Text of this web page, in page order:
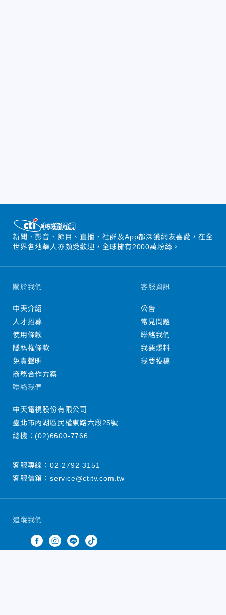
新聞、影音、節目、直播、社群及App都深獲網友喜愛，在全
世界各地華人亦頗受歡迎，全球擁有2000萬粉絲。
追蹤我們
關於我們
中天介紹
人才招募
使用條款
隱私權條款
免責聲明
商務合作方案
客服資訊
公告
常見問題
聯絡我們
我要爆料
我要投稿
聯絡我們
中天電視股份有限公司
臺北市內湖區民權東路六段25號
總機：(02)6600-7766
客服專線： 02-2792-3151
客服信箱： service@ctitv.com.tw